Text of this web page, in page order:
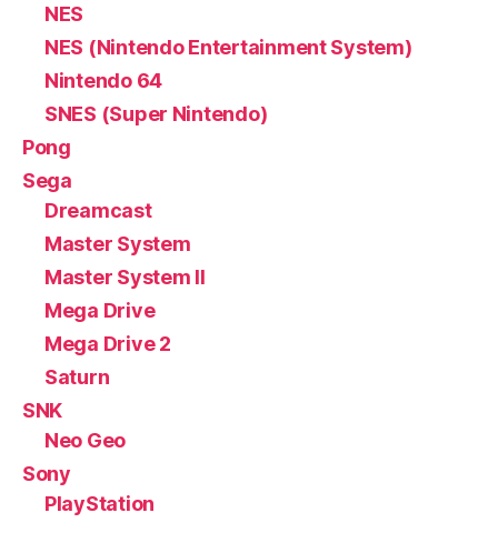
NES
NES (Nintendo Entertainment System)
Nintendo 64
SNES (Super Nintendo)
Pong
Sega
Dreamcast
Master System
Master System II
Mega Drive
Mega Drive 2
Saturn
SNK
Neo Geo
Sony
PlayStation